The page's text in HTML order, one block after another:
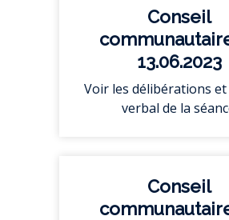
Conseil
13.06.2023
Voir les délibérations
verbal de la
Conseil